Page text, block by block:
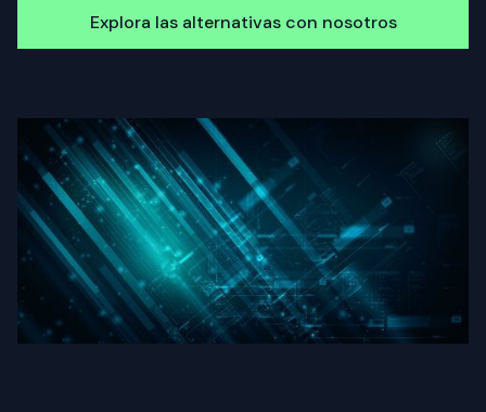
Explora las alternativas con nosotros